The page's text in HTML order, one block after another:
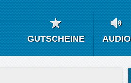
GUTSCHEINE AUDIO